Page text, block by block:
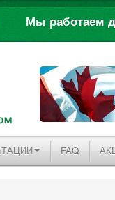
Мы работаем
FAQ